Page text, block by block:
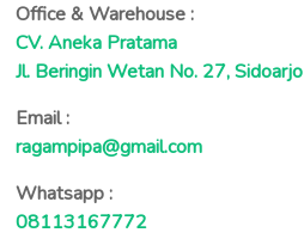
Office & Warehouse :
CV. Aneka Pratama
Jl. Beringin Wetan No. 27, Sidoarjo
Email :
ragampipa@gmail.com
Whatsapp :
08113167772